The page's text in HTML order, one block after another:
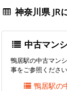
神奈川県
中古マン
鴨居駅の中古マン
事をご参照ください
鴨居駅の